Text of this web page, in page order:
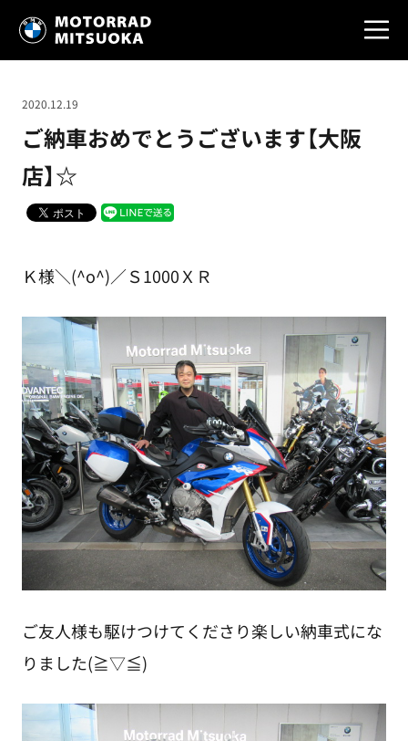
ご納車おめでとうございます【大阪
店】☆
2020.12.19
Ｋ様＼(^o^)／Ｓ1000ＸＲ
ご友人様も駆けつけてくださり楽しい納車式にな
りました(≧▽≦)